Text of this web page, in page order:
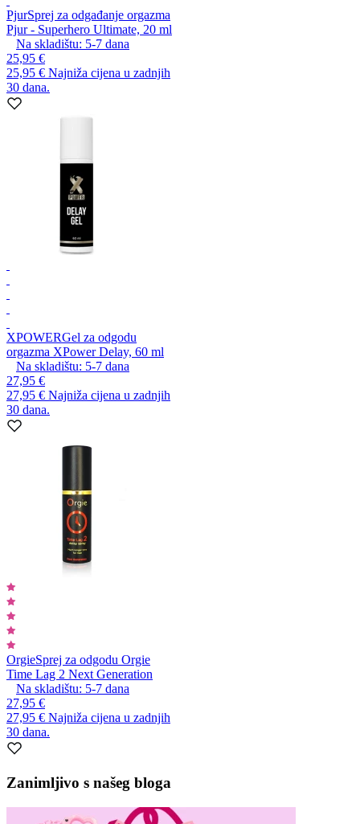
PjurSprej za odgađanje orgazma
Pjur - Superhero Ultimate, 20 ml
Na skladištu: 5-7 dana
25,95 €
25,95 € Najniža cijena u zadnjih
30 dana.
XPOWERGel za odgodu
orgazma XPower Delay, 60 ml
Na skladištu: 5-7 dana
27,95 €
27,95 € Najniža cijena u zadnjih
30 dana.
OrgieSprej za odgodu Orgie
Time Lag 2 Next Generation
Na skladištu: 5-7 dana
27,95 €
27,95 € Najniža cijena u zadnjih
30 dana.
Zanimljivo s našeg bloga